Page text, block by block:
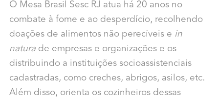
O Mesa Brasil Sesc RJ atua há 20 anos no
combate à fome e ao desperdício, recolhendo
doações de alimentos não perecíveis e in
naturade empresas e organizações e os
distribuindo a instituições socioassistenciais
cadastradas, como creches, abrigos, asilos, etc.
Além disso, orienta os cozinheiros dessas